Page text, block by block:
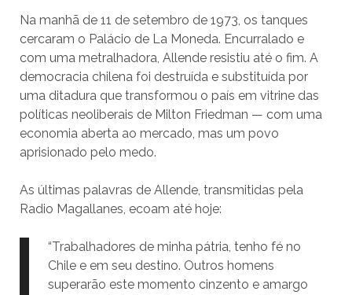
Na manhã de 11 de setembro de 1973, os tanques
cercaram o Palácio de La Moneda. Encurralado e
com uma metralhadora, Allende resistiu até o fim. A
democracia chilena foi destruída e substituída por
uma ditadura que transformou o país em vitrine das
políticas neoliberais de Milton Friedman — com uma
economia aberta ao mercado, mas um povo
aprisionado pelo medo.
As últimas palavras de Allende, transmitidas pela
Radio Magallanes, ecoam até hoje:
“Trabalhadores de minha pátria, tenho fé no
Chile e em seu destino. Outros homens
superarão este momento cinzento e amargo